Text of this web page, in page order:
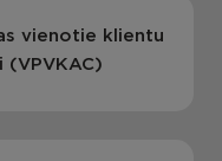
vienotie klientu
(VPVKAC)